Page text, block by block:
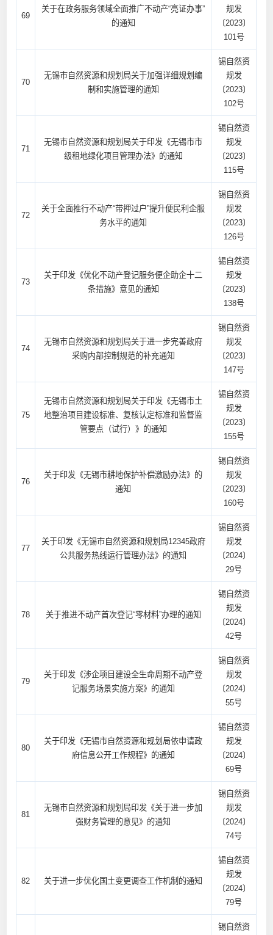
69
关于在政务服务领域全面推广不动产“亮证办事”
的通知
规发
〔2023〕
101号
70
无锡市自然资源和规划局关于加强详细规划编
制和实施管理的通知
锡自然资
规发
〔2023〕
102号
71
无锡市自然资源和规划局关于印发《无锡市市
级租地绿化项目管理办法》的通知
锡自然资
规发
〔2023〕
115号
72
关于全面推行不动产“带押过户”提升便民利企服
务水平的通知
锡自然资
规发
〔2023〕
126号
73
关于印发《优化不动产登记服务便企助企十二
条措施》意见的通知
锡自然资
规发
〔2023〕
138号
74
无锡市自然资源和规划局关于进一步完善政府
采购内部控制规范的补充通知
锡自然资
规发
〔2023〕
147号
75
无锡市自然资源和规划局关于印发《无锡市土
地整治项目建设标准、复核认定标准和监督监
管要点（试行）》的通知
锡自然资
规发
〔2023〕
155号
76
关于印发《无锡市耕地保护补偿激励办法》的
通知
锡自然资
规发
〔2023〕
160号
77
关于印发《无锡市自然资源和规划局12345政府
公共服务热线运行管理办法》的通知
锡自然资
规发
〔2024〕
29号
78 关于推进不动产首次登记“零材料”办理的通知
锡自然资
规发
〔2024〕
42号
79
关于印发《涉企项目建设全生命周期不动产登
记服务场景实施方案》的通知
锡自然资
规发
〔2024〕
55号
80
关于印发《无锡市自然资源和规划局依申请政
府信息公开工作规程》的通知
锡自然资
规发
〔2024〕
69号
81
无锡市自然资源和规划局印发《关于进一步加
强财务管理的意见》的通知
锡自然资
规发
〔2024〕
74号
82 关于进一步优化国土变更调查工作机制的通知
锡自然资
规发
〔2024〕
79号
锡自然资